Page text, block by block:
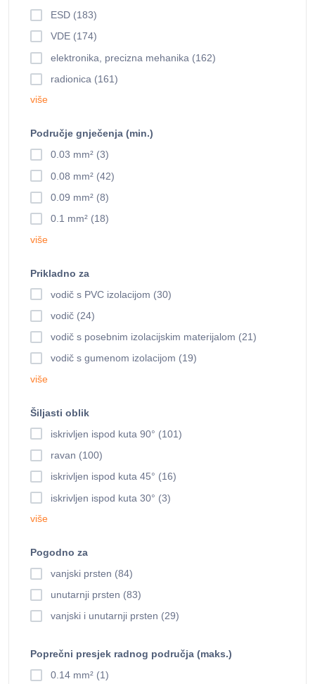
ESD (183)
VDE (174)
elektronika, precizna mehanika (162)
radionica (161)
više
Područje gnječenja (min.)
0.03 mm² (3)
0.08 mm² (42)
0.09 mm² (8)
0.1 mm² (18)
više
Prikladno za
vodič s PVC izolacijom (30)
vodič (24)
vodič s posebnim izolacijskim materijalom (21)
vodič s gumenom izolacijom (19)
više
Šiljasti oblik
iskrivljen ispod kuta 90° (101)
ravan (100)
iskrivljen ispod kuta 45° (16)
iskrivljen ispod kuta 30° (3)
više
Pogodno za
vanjski prsten (84)
unutarnji prsten (83)
vanjski i unutarnji prsten (29)
Poprečni presjek radnog područja (maks.)
0.14 mm² (1)